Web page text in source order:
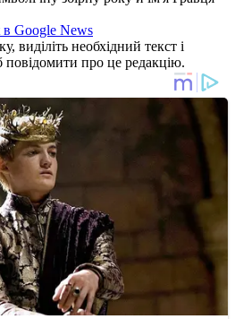
в Google News
необхідний текст і
повідомити про це редакцію.